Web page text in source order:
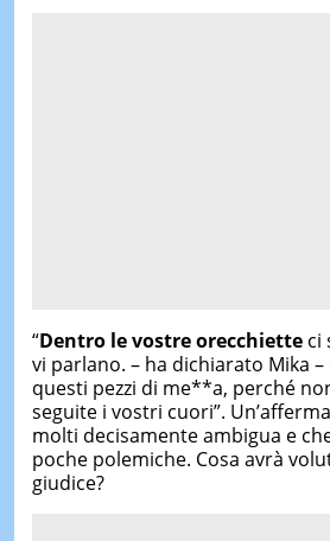
“Dentro le vostre orecchietteci
vi parlano. – ha dichiarato Mika
questi pezzi di me**a, perché
seguite i vostri cuori”.
molti decisamente ambigua e
poche polemiche. Cosa avrà
giudice?